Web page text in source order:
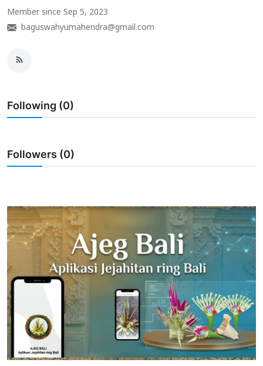
Kearifan lokal
Seni
Usadha
Indonesia
Member since Sep 5, 2023
baguswahyumahendra@gmail.com
Following (0)
Followers (0)